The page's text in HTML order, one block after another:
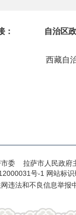
： 自治区
西藏自
市委 拉萨市人民政府
号-1 网站标
违法和不良信息举报